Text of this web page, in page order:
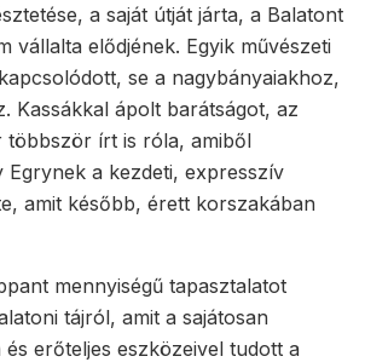
a saját útját járta, a Balatont
vállalta elődjének. Egyik művészeti
se a nagybányaiakhoz,
Kassákkal ápolt barátságot, az
többször írt is róla, amiből
Egrynek a kezdeti, expresszív
amit később, érett korszakában
mennyiségű tapasztalatot
tájról, amit a sajátosan
erőteljes eszközeivel tudott a